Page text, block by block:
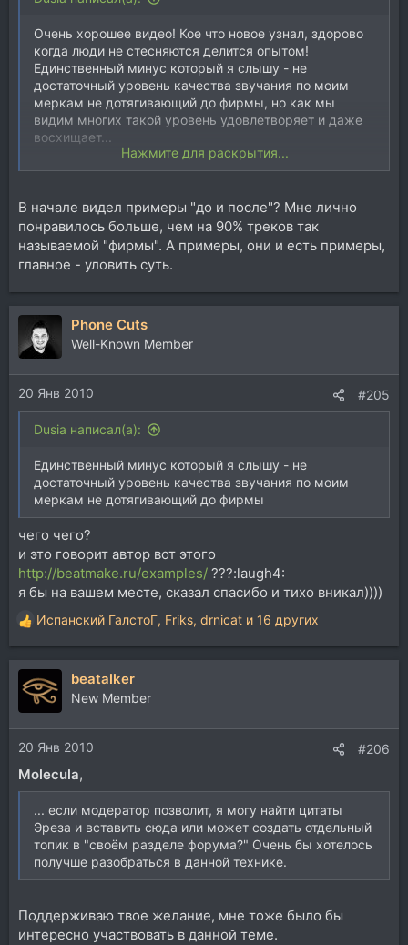
Очень хорошее видео! Кое что новое узнал, здорово
когда люди не стесняются делится опытом!
Единственный минус который я слышу - не
достаточный уровень качества звучания по моим
меркам не дотягивающий до фирмы, но как мы
видим многих такой уровень удовлетворяет и даже
восхищает...
В любом случае уважуха автору!
Нажмите для раскрытия...
В начале видел примеры "до и после"? Мне лично
понравилось больше, чем на 90% треков так
называемой "фирмы". А примеры, они и есть примеры,
главное - уловить суть.
Phone Cuts
Well-Known Member
20 Янв 2010 #205
Dusia написал(а):
Единственный минус который я слышу - не
достаточный уровень качества звучания по моим
меркам не дотягивающий до фирмы
чего чего?
и это говорит автор вот этого
http://beatmake.ru/examples/ ???:laugh4:
я бы на вашем месте, сказал спасибо и тихо вникал))))
Р
е
а
ц
и
и
:
Испанский ГалстоГ, Friks, drnicat и 16 других
beatalker
New Member
20 Янв 2010 #206
Molecula,
... если модератор позволит, я могу найти цитаты
Эреза и вставить сюда или может создать отдельный
топик в "своём разделе форума?" Очень бы хотелось
получше разобраться в данной технике.
Поддерживаю твое желание, мне тоже было бы
интересно участвовать в данной теме.